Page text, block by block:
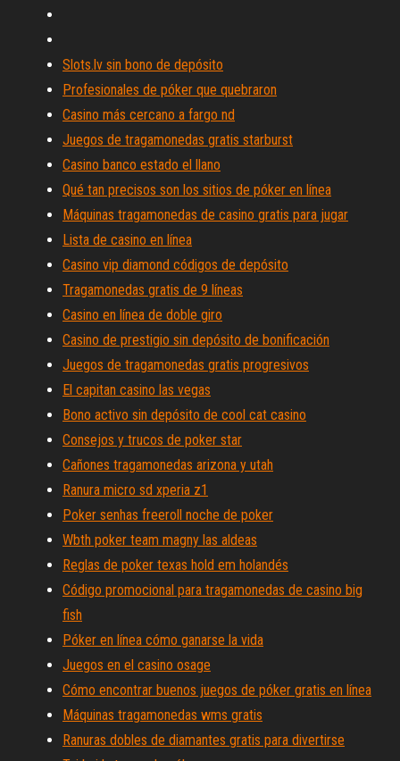
Slots.lv sin bono de depósito
Profesionales de póker que quebraron
Casino más cercano a fargo nd
Juegos de tragamonedas gratis starburst
Casino banco estado el llano
Qué tan precisos son los sitios de póker en línea
Máquinas tragamonedas de casino gratis para jugar
Lista de casino en línea
Casino vip diamond códigos de depósito
Tragamonedas gratis de 9 líneas
Casino en línea de doble giro
Casino de prestigio sin depósito de bonificación
Juegos de tragamonedas gratis progresivos
El capitan casino las vegas
Bono activo sin depósito de cool cat casino
Consejos y trucos de poker star
Cañones tragamonedas arizona y utah
Ranura micro sd xperia z1
Poker senhas freeroll noche de poker
Wbth poker team magny las aldeas
Reglas de poker texas hold em holandés
Código promocional para tragamonedas de casino big
fish
Póker en línea cómo ganarse la vida
Juegos en el casino osage
Cómo encontrar buenos juegos de póker gratis en línea
Máquinas tragamonedas wms gratis
Ranuras dobles de diamantes gratis para divertirse